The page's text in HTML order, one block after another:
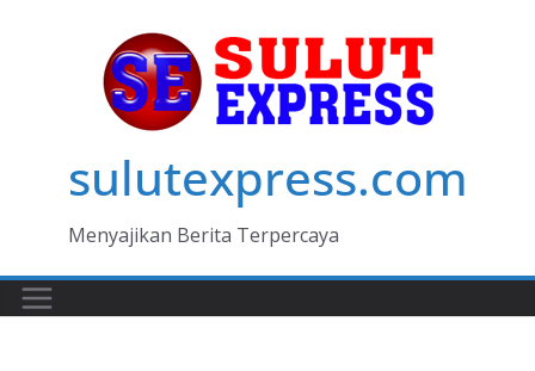
sulutexpress.com
Menyajikan Berita Terpercaya